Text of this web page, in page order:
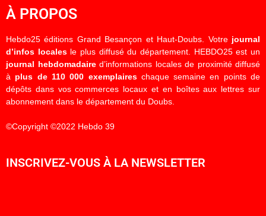
À PROPOS
Hebdo25 éditions Grand Besançon et Haut-Doubs. Votre journal
d’infos localesle plus diffusé du département. HEBDO25 est un
journal hebdomadaired’informations locales de proximité diffusé
à plus de 110 000 exemplaireschaque semaine en points de
dépôts dans vos commerces locaux et en boîtes aux lettres sur
abonnement dans le département du Doubs.
©Copyright ©2022 Hebdo 39
INSCRIVEZ-VOUS À LA NEWSLETTER